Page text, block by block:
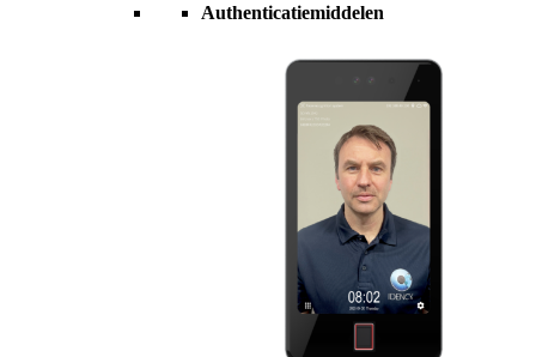
Authenticatiemiddelen